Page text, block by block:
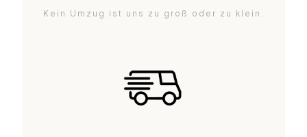
Kein Umzug ist uns zu groß oder zu klein.